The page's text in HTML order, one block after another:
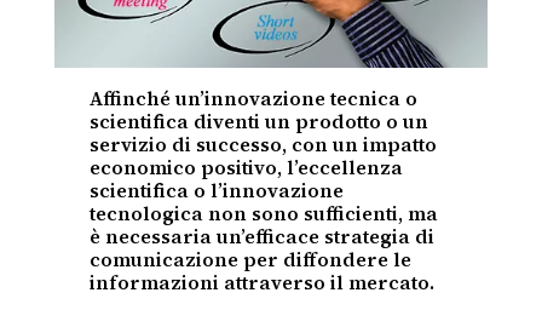
Affinché un’innovazione tecnica o
scientifica diventi un prodotto o un
servizio di successo, con un impatto
economico positivo, l’eccellenza
scientifica o l’innovazione
tecnologica non sono sufficienti, ma
è necessaria un’efficace strategia di
comunicazione per diffondere le
informazioni attraverso il mercato.